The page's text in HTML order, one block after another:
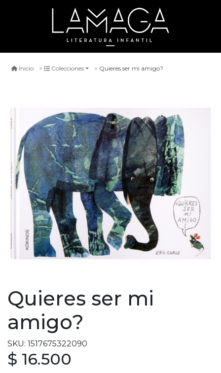
Inicio Colecciones Quieres ser mi amigo?
Quieres ser mi
amigo?
SKU: 1517675322090
$ 16.500